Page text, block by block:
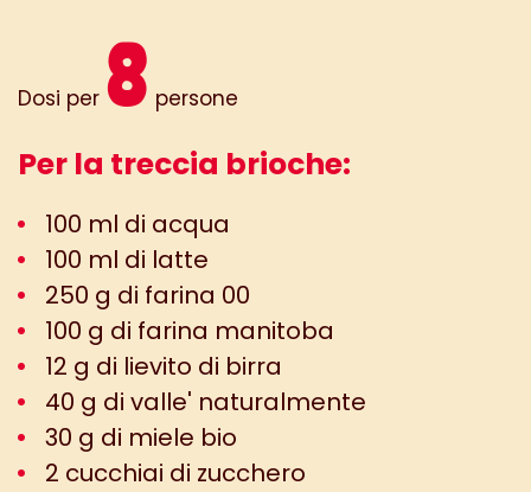
Dosi per 8 persone
Per la treccia brioche:
100 ml di acqua
100 ml di latte
250 g di farina 00
100 g di farina manitoba
12 g di lievito di birra
40 g di valle' naturalmente
30 g di miele bio
2 cucchiai di zucchero